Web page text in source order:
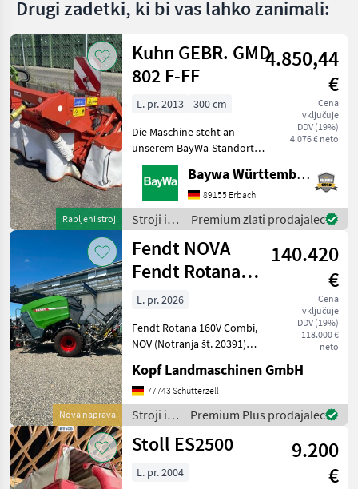
Drugi zadetki, ki bi vas lahko zanimali:
Rabljeni stroj
Kuhn GEBR. GMD
802 F-FF
4.850,44
€
Cena
vključuje
DDV (19%)
4.076 € neto
L. pr. 2013
300 cm
Die Maschine steht an
unserem BayWa-Standort
in DE-88214
Ravensburg.Gerne steht
Ihnen Herr Schmid unter
Tel.: 0151 1610 3978 für Ihre
Anfrage zur
Verfügung!Kuhn GMD
Baywa Württemberg
89155 Erbach
Stroji in
oprema
za žetev
in
spravilo
/ Kuhn
Premium zlati prodajalec
Nova naprava
Fendt NOVA
Fendt Rotana
160V Combi
stiskalnica za
okrogle bale, i
140.420
€
Cena
vključuje
DDV (19%)
118.000 €
neto
L. pr. 2026
Fendt Rotana 160V Combi,
NOV (Notranja št. 20391)
okrogle bale Model Rotana
160V Combi Leto izdelave
2026 40 km/h vezava z
mrežo in folij
Kopf Landmaschinen GmbH
77743 Schutterzell
Stroji in
oprema
za žetev
spravilo
Premium Plus prodajalec
Stoll ES2500
9.200
€
L. pr. 2004